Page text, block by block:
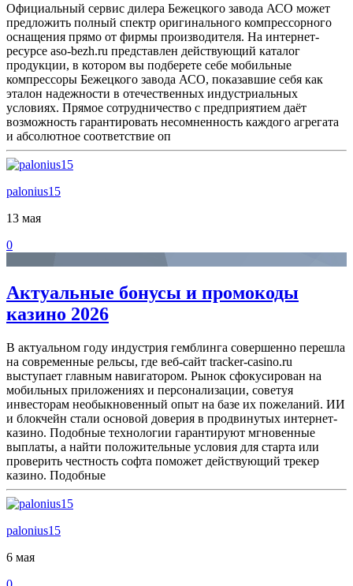
Официальный сервис дилера Бежецкого завода АСО может
предложить полный спектр оригинального компрессорного
оснащения прямо от фирмы производителя. На интернет-
ресурсе aso-bezh.ru представлен действующий каталог
продукции, в котором вы подберете себе мобильные
компрессоры Бежецкого завода АСО, показавшие себя как
эталон надежности в отечественных индустриальных
условиях. Прямое сотрудничество с предприятием даёт
возможность гарантировать несомненность каждого агрегата
и абсолютное соответствие оп
palonius15
13 мая
0
Актуальные бонусы и промокоды
казино 2026
В актуальном году индустрия гемблинга совершенно перешла
на современные рельсы, где веб-сайт tracker-casino.ru
выступает главным навигатором. Рынок сфокусирован на
мобильных приложениях и персонализации, советуя
инвесторам необыкновенный опыт на базе их пожеланий. ИИ
и блокчейн стали основой доверия в продвинутых интернет-
казино. Подобные технологии гарантируют мгновенные
выплаты, а найти положительные условия для старта или
проверить честность софта поможет действующий трекер
казино. Подобные
palonius15
6 мая